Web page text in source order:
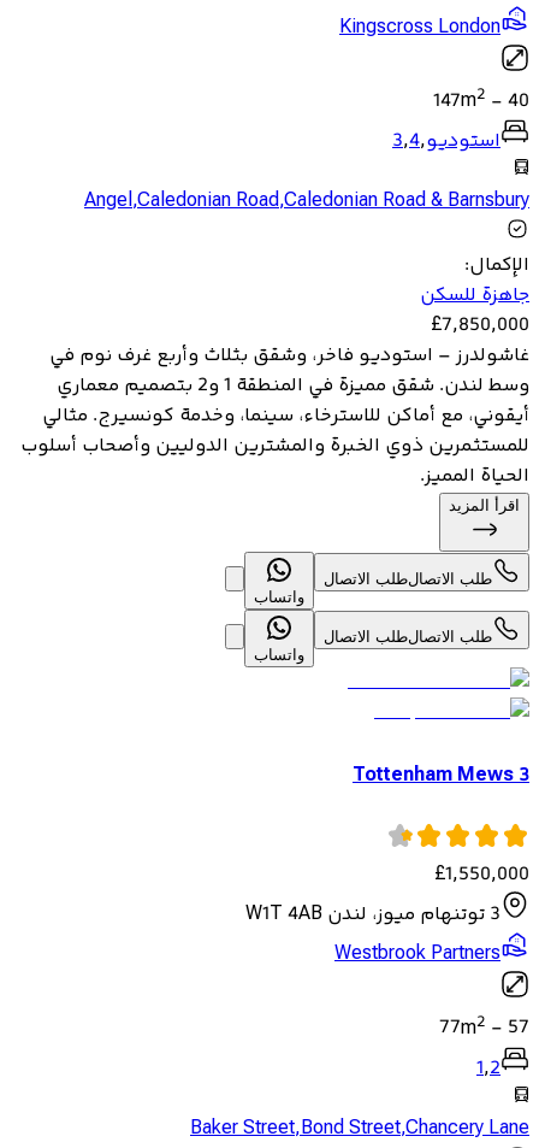
Kingscross London
40
-
147m2
استوديو,
3,4
Angel,Caledonian Road,Caledonian Road & Barnsbury
الإكمال:
جاهزة للسكن
£7,850,000
غاشولدرز – استوديو فاخر، وشقق بثلاث وأربع غرف نوم في
وسط لندن. شقق مميزة في المنطقة 1 و2 بتصميم معماري
أيقوني، مع أماكن للاسترخاء، سينما، وخدمة كونسيرج. مثالي
للمستثمرين ذوي الخبرة والمشترين الدوليين وأصحاب أسلوب
الحياة المميز.
اقرأ المزيد
طلب الاتصالطلب الاتصال
واتساب
طلب الاتصالطلب الاتصال
واتساب
3 Tottenham Mews
£1,550,000
3 توتنهام ميوز، لندن W1T 4AB
Westbrook Partners
57
-
77m2
1,2
Baker Street,Bond Street,Chancery Lane